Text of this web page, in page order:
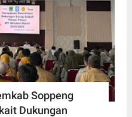
Soppeng
Dukungan